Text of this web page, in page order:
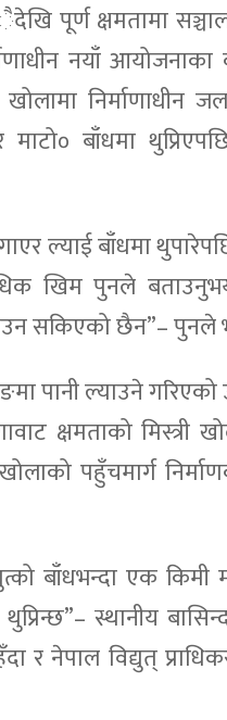
पूर्ण क्षमतामा
नयाँ
खोलामा
बाँधमा
ल्याई बाँधमा
खिम पुनले
सकिएको छैन”– पुनले
पानी ल्याउने गरिएको
क्षमताको मिस्त्री
पहुँचमार्ग
बाँधभन्दा एक
स्थानीय
र नेपाल विद्युत्